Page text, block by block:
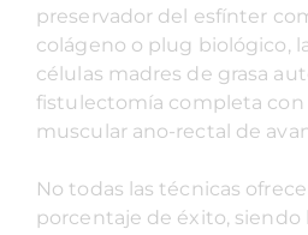
preservador del esfínter
colágeno o plug biológico,
células madres de grasa
fistulectomía completa con
muscular ano-rectal de
No todas las técnicas
porcentaje de éxito, siendo